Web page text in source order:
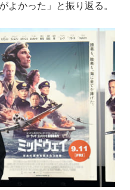
よかった」と振り返る。